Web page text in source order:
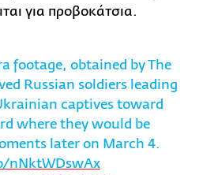
για προβοκάτσια.
footage, obtained by The
Russian soldiers leading
captives toward
where they would be
later on March 4.
nNktWDswAx